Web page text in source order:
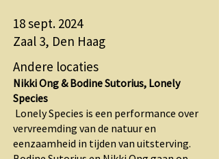
18 sept. 2024
Zaal 3, Den Haag​
Andere locaties
Nikki Ong & Bodine Sutorius, Lonely
Species
Lonely Species is een performance over
vervreemding van de natuur en
eenzaamheid in tijden van uitsterving.